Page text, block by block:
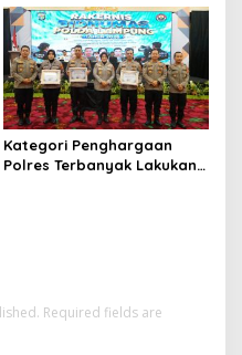
ke-80
Kategori Penghargaan
Polres Terbanyak Lakukan
Required fields are